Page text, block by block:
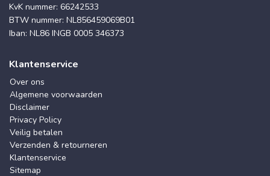
KvK nummer: 66242533
BTW nummer: NL856459069B01
Iban: NL86 INGB 0005 346373
Klantenservice
Over ons
Algemene voorwaarden
Disclaimer
Privacy Policy
Veilig betalen
Verzenden & retourneren
Klantenservice
Sitemap